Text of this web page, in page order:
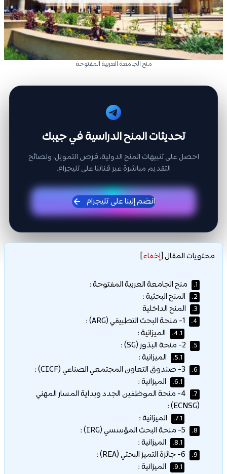
منح الجامعة العربية المفتوحة
تحديثات المنح الدراسية في جيبك
احصل على تنبيهات المنح الدولية، فرص التمويل، ونصائح
التقديم مباشرة عبر قناتنا على تليجرام.
انضم إلينا على تليجرام
محتويات المقال[إخفاء]
1. منح الجامعة العربية المفتوحة :
2. المنح البحثية :
3. المنح الداخلية
4.
4.1. الميزانية :
5.
5.1. الميزانية :
6.
6.1. الميزانية :
7.
4- منحة الموظفين الجدد وبداية المسار المهني
(ECNSG) :
7.1. الميزانية :
8.
8.1. الميزانية :
9.
9.1. الميزانية :